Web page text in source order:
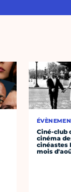
Ciné-club
cinéma
cinéastes
mois